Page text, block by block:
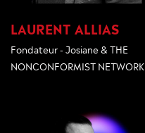
LAURENT ALLIAS
Fondateur - Josiane & THE
NONCONFORMIST NETWORK